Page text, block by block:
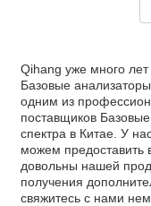
Qihang уже много
Базовые
одним из
поставщиков
спектра в Китае. У
можем предоставить
довольны нашей
получения
свяжитесь с нами